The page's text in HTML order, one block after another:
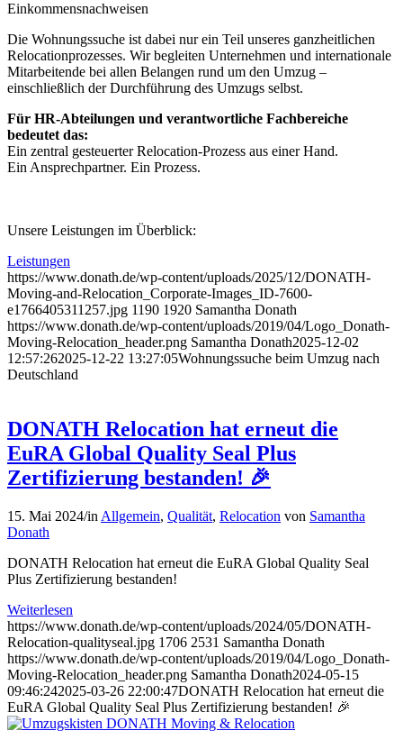
Einkommensnachweisen
Die Wohnungssuche ist dabei nur ein Teil unseres ganzheitlichen
Relocationprozesses. Wir begleiten Unternehmen und internationale
Mitarbeitende bei allen Belangen rund um den Umzug –
einschließlich der Durchführung des Umzugs selbst.
Für HR-Abteilungen und verantwortliche Fachbereiche
bedeutet das:
Ein zentral gesteuerter Relocation-Prozess aus einer Hand.
Ein Ansprechpartner. Ein Prozess.
Unsere Leistungen im Überblick:
Leistungen
https://www.donath.de/wp-content/uploads/2025/12/DONATH-
Moving-and-Relocation_Corporate-Images_ID-7600-
e1766405311257.jpg 1190 1920 Samantha Donath
https://www.donath.de/wp-content/uploads/2019/04/Logo_Donath-
Moving-Relocation_header.png Samantha Donath2025-12-02
12:57:262025-12-22 13:27:05Wohnungssuche beim Umzug nach
Deutschland
DONATH Relocation hat erneut die
EuRA Global Quality Seal Plus
Zertifizierung bestanden! 🎉
15. Mai 2024/in Allgemein, Qualität, Relocation von Samantha
Donath
DONATH Relocation hat erneut die EuRA Global Quality Seal
Plus Zertifizierung bestanden!
Weiterlesen
https://www.donath.de/wp-content/uploads/2024/05/DONATH-
Relocation-qualityseal.jpg 1706 2531 Samantha Donath
https://www.donath.de/wp-content/uploads/2019/04/Logo_Donath-
Moving-Relocation_header.png Samantha Donath2024-05-15
09:46:242025-03-26 22:00:47DONATH Relocation hat erneut die
EuRA Global Quality Seal Plus Zertifizierung bestanden! 🎉